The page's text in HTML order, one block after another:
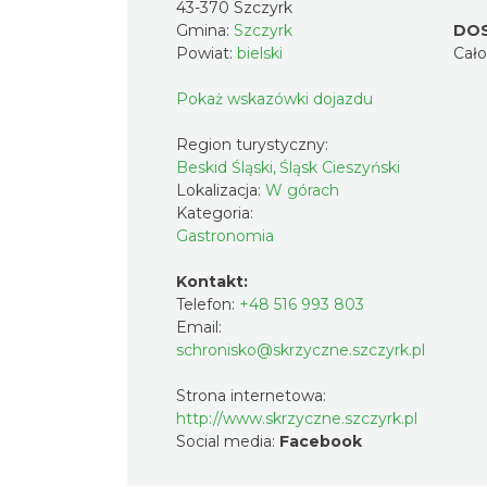
43-370 Szczyrk
Gmina: Szczyrk
Powiat: bielski
Pokaż wskazówki dojazdu
Region turystyczny:
Beskid Śląski, Śląsk Cieszyński
Lokalizacja: W górach
Kategoria:
Gastronomia
Kontakt:
Telefon: +48 516 993 803
Email:
schronisko@skrzyczne.szczyrk.pl
Strona internetowa:
http://www.skrzyczne.szczyrk.pl
Social media: Facebook